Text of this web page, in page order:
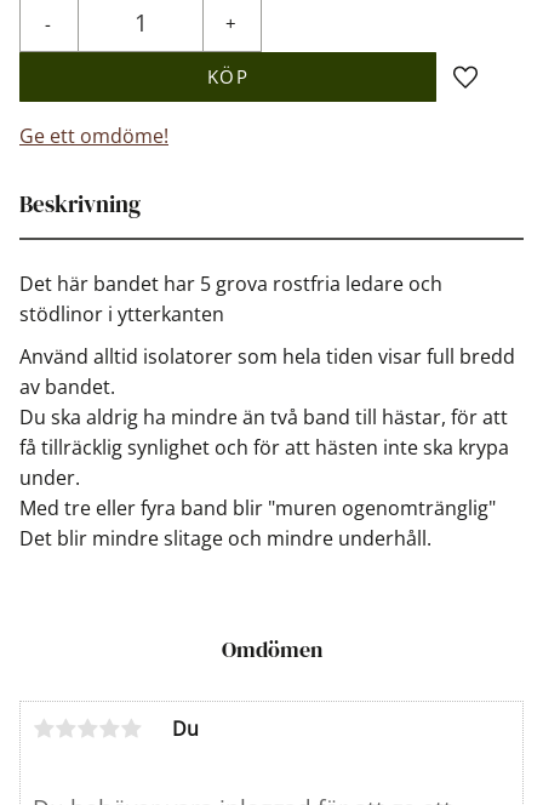
+
-
KÖP Lägg till
Ge ett omdöme!
Beskrivning
Det här bandet har 5 grova rostfria ledare och
stödlinor i ytterkanten
Använd alltid isolatorer som hela tiden visar full bredd
av bandet.
Du ska aldrig ha mindre än två band till hästar, för att
få tillräcklig synlighet och för att hästen inte ska krypa
under.
Med tre eller fyra band blir "muren ogenomtränglig"
Det blir mindre slitage och mindre underhåll.
Omdömen
Du